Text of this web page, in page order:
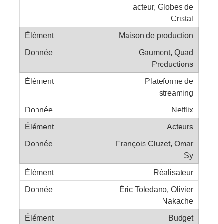
acteur, Globes de
Cristal
Maison de production
Gaumont, Quad
Productions
Plateforme de
streaming
Netflix
Acteurs
François Cluzet, Omar
Sy
Réalisateur
Éric Toledano, Olivier
Nakache
Budget